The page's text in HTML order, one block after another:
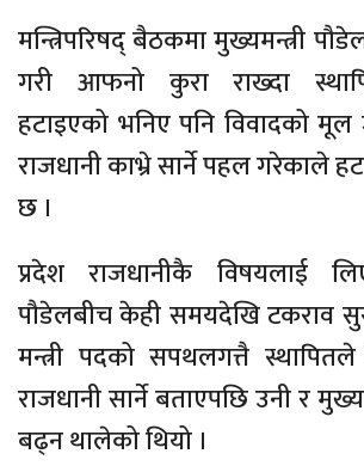
मन्त्रिपरिषद् बैठकमा मुख्यमन्त्री
गरी आफनो कुरा राख्दा
हटाइएको भनिए पनि विवादको मूल
राजधानी काभ्रे सार्ने पहल गरेकाले
छ ।
प्रदेश राजधानीकै विषयलाई
पौडेलबीच केही समयदेखि टकराव
मन्त्री पदको सपथलगत्तै
राजधानी सार्ने बताएपछि उनी र
बढ्न थालेको थियो ।